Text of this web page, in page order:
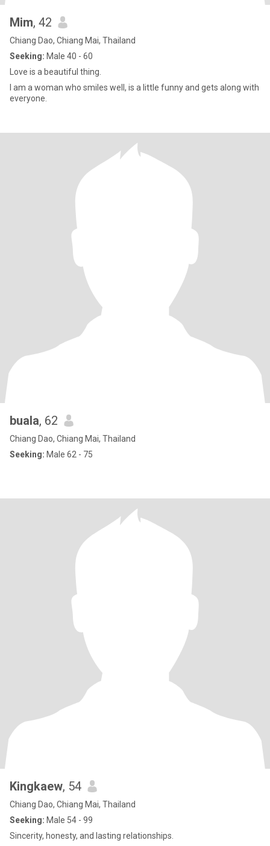
Mim, 42
Chiang Dao, Chiang Mai, Thailand
Seeking: Male 40 - 60
Love is a beautiful thing.
I am a woman who smiles well, is a little funny and gets along with
everyone.
buala, 62
Chiang Dao, Chiang Mai, Thailand
Seeking: Male 62 - 75
Kingkaew, 54
Chiang Dao, Chiang Mai, Thailand
Seeking: Male 54 - 99
Sincerity, honesty, and lasting relationships.